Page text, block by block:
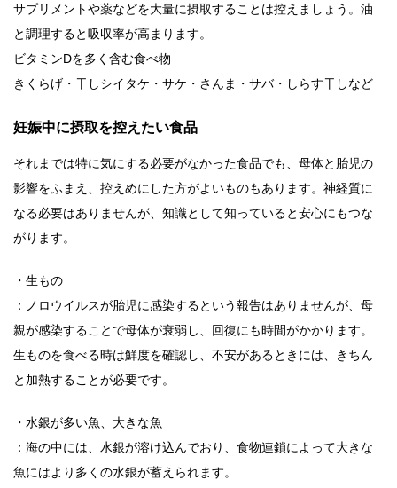
サプリメントや薬などを大量に摂取することは控えましょう。油
と調理すると吸収率が高まります。
ビタミンDを多く含む食べ物
きくらげ・干しシイタケ・サケ・さんま・サバ・しらす干しなど
妊娠中に摂取を控えたい食品
それまでは特に気にする必要がなかった食品でも、母体と胎児の
影響をふまえ、控えめにした方がよいものもあります。神経質に
なる必要はありませんが、知識として知っていると安心にもつな
がります。
・生もの
：ノロウイルスが胎児に感染するという報告はありませんが、母
親が感染することで母体が衰弱し、回復にも時間がかかります。
生ものを食べる時は鮮度を確認し、不安があるときには、きちん
と加熱することが必要です。
・水銀が多い魚、大きな魚
：海の中には、水銀が溶け込んでおり、食物連鎖によって大きな
魚にはより多くの水銀が蓄えられます。